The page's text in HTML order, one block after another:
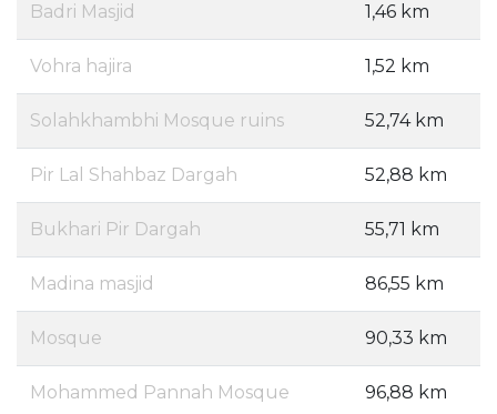
Badri Masjid 1,46 km
Vohra hajira 1,52 km
Solahkhambhi Mosque ruins 52,74 km
Pir Lal Shahbaz Dargah 52,88 km
Bukhari Pir Dargah 55,71 km
Madina masjid 86,55 km
Mosque 90,33 km
Mohammed Pannah Mosque 96,88 km